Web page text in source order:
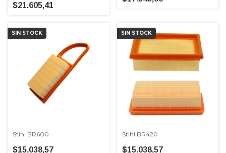
$21.605,41
SIN STOCK
Stihl BR600
$15.038,57
SIN STOCK
Stihl BR420
$15.038,57